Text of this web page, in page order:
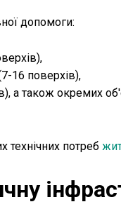
допомоги:
16 поверхів),
а також окремих
технічних потреб